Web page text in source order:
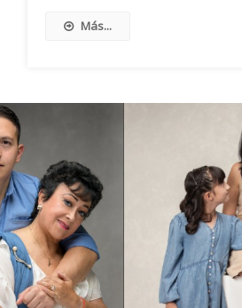
Más...